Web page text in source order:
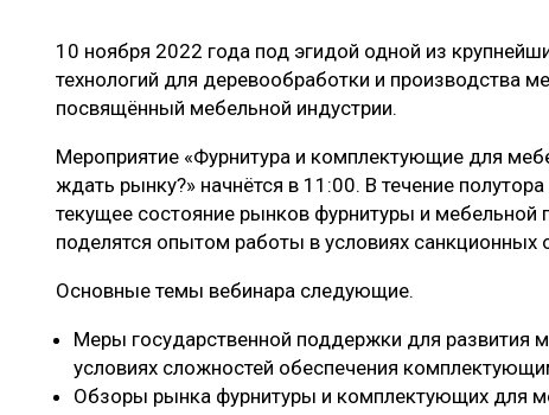
ЛОГИСТИКА
ПРОИЗВОДСТВО ДРЕВЕСНЫХ ПЛИТ
МЕБЕЛЬНОЕ
ЭКСПЕРТНОЕ МНЕНИЕ
10 ноября 2022 года под эгидой одной из
технологий для деревообработки и производства
посвящённый мебельной индустрии.
Мероприятие «Фурнитура и комплектующие для
ждать рынку?» начнётся в 11:00. В течение
текущее состояние рынков фурнитуры и
поделятся опытом работы в условиях санкционных
Основные темы вебинара следующие.
Меры государственной поддержки для развития
условиях сложностей обеспечения
Обзоры рынка фурнитуры и комплектующих для